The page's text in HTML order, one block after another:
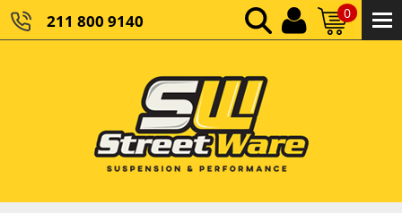
211 800 9140 0
ΚΑΘΑΡΌ ΣΎΝΟΛΟ:
ΤΕΛΙΚΌ ΣΎΝΟΛΟ:0,00 €